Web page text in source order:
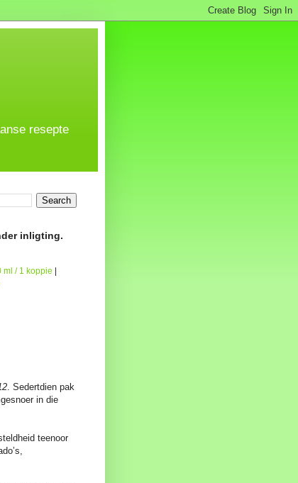
resepte
inligting.
ml / 1 koppie
. Sedertdien pak
in die
teenoor